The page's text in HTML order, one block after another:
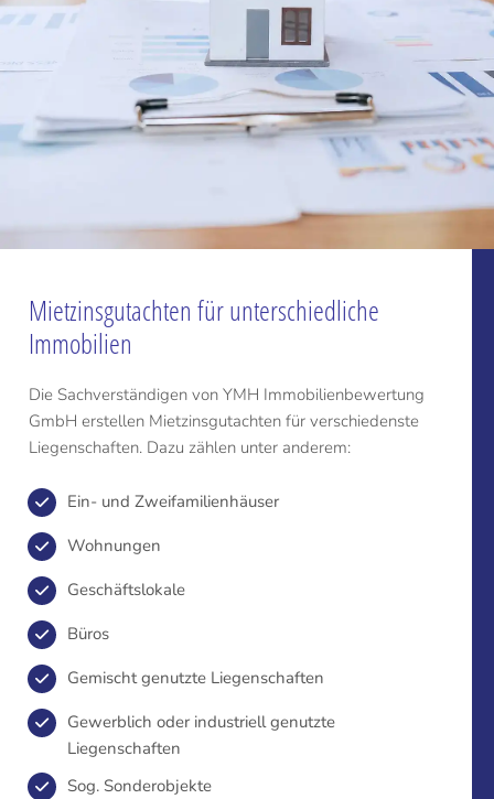
Mietzinsgutachten für unterschiedliche
Immobilien
Die Sachverständigen von YMH Immobilienbewertung
GmbH erstellen Mietzinsgutachten für verschiedenste
Liegenschaften. Dazu zählen unter anderem:
Ein- und Zweifamilienhäuser
Wohnungen
Geschäftslokale
Büros
Gemischt genutzte Liegenschaften
Gewerblich oder industriell genutzte
Liegenschaften
Sog. Sonderobjekte